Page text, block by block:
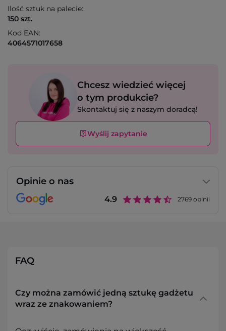
Ilość sztuk na palecie:
150 szt.
Kod EAN:
4064571017658
Chcesz wiedzieć więcej
o tym produkcie?
Skontaktuj się z naszym doradcą!
Wyślij zapytanie
Opinie o nas
4.9 2769 opinii
FAQ
Czy można zamówić jedną sztukę gadżetu
wraz ze znakowaniem?